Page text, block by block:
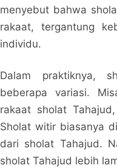
menyebut bahwa
rakaat, tergantung
individu.
Dalam praktiknya,
beberapa variasi.
rakaat sholat
Sholat witir biasanya
dari sholat Tahajud.
sholat Tahajud lebih